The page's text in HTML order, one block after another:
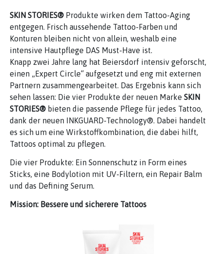
SKIN STORIES® Produkte wirken dem Tattoo-Aging
entgegen. Frisch aussehende Tattoo-Farben und
Konturen bleiben nicht von allein, weshalb eine
intensive Hautpflege DAS Must-Have ist.
Knapp zwei Jahre lang hat Beiersdorf intensiv geforscht,
einen „Expert Circle“ aufgesetzt und eng mit externen
Partnern zusammengearbeitet. Das Ergebnis kann sich
sehen lassen: Die vier Produkte der neuen Marke SKIN
STORIES® bieten die passende Pflege für jedes Tattoo,
dank der neuen INKGUARD-Technology®. Dabei handelt
es sich um eine Wirkstoffkombination, die dabei hilft,
Tattoos optimal zu pflegen.
Die vier Produkte: Ein Sonnenschutz in Form eines
Sticks, eine Bodylotion mit UV-Filtern, ein Repair Balm
und das Defining Serum.
Mission: Bessere und sicherere Tattoos